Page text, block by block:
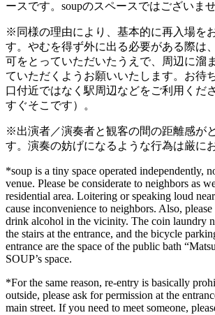
ースです。soupのスペースではございませ
※同様の理由により、基本的に再入場を
す。やむを得ず外に出る必要がある際は
可をとっていただいたうえで、周辺に溜
ていただくようお願いいたします。お待
口付近ではなく駅周辺などをご利用くだ
すぐそこです）。
※出演者／演奏者と観客の間の距離感が
す。演奏の妨げになるような行為は厳に
*soup is a tiny space operated independently,
venue. Please be considerate to neighbors as
residential area. Loitering or speaking loud
cause inconvenience to neighbors. Also,
drink alcohol in the vicinity. The coin laundry
the stairs at the entrance, and the bicycle
entrance are the space of the public bath
SOUP’s space.
*For the same reason, re-entry is basically
outside, please ask for permission at the
main street. If you need to meet someone,